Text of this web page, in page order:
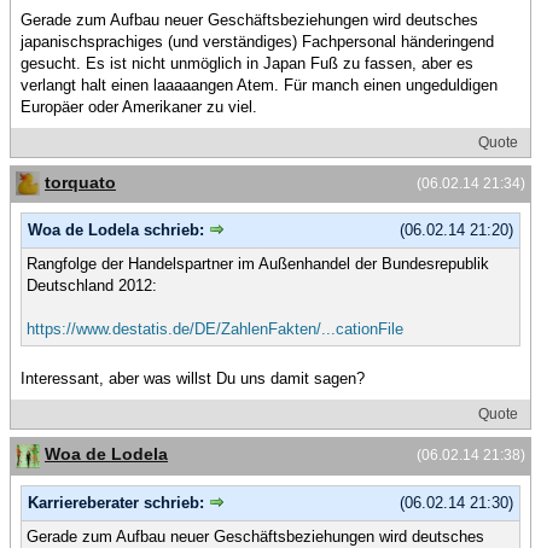
Gerade zum Aufbau neuer Geschäftsbeziehungen wird deutsches
japanischsprachiges (und verständiges) Fachpersonal händeringend
gesucht. Es ist nicht unmöglich in Japan Fuß zu fassen, aber es
verlangt halt einen laaaaangen Atem. Für manch einen ungeduldigen
Europäer oder Amerikaner zu viel.
Quote
(06.02.14 21:34)
torquato
(06.02.14 21:20)
Woa de Lodela schrieb:
Rangfolge der Handelspartner im Außenhandel der Bundesrepublik
Deutschland 2012:
https://www.destatis.de/DE/ZahlenFakten/...cationFile
Interessant, aber was willst Du uns damit sagen?
Quote
(06.02.14 21:38)
Woa de Lodela
(06.02.14 21:30)
Karriereberater schrieb:
Gerade zum Aufbau neuer Geschäftsbeziehungen wird deutsches